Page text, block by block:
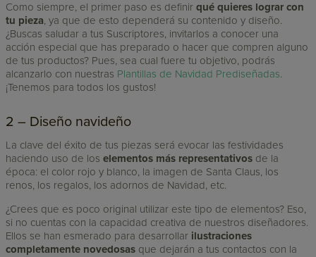
Como siempre, el primer paso es definirqué quieres lograr con
tu pieza, ya que de esto dependerá su contenido y diseño.
¿Buscas saludar a tus Suscriptores, invitarlos a conocer una
acción especial que has preparado o hacer que compren alguno
de tus productos? Pues, sea cual fuere tu objetivo, podrás
alcanzarlo con nuestras Plantillas de Navidad Prediseñadas.
¡Tenemos para todos los gustos!
2 – Diseño navideño
La clave del éxito de tus piezas será evocar las festividades
haciendo uso de loselementos más representativos de la
época: el color rojo y blanco, la imagen de Santa Claus, los
renos, los regalos, los adornos de Navidad, etc.
¿Crees que es poco original utilizar este tipo de elementos? Eso,
si no cuentas con la capacidad creativa de nuestros diseñadores.
Ellos se han esmerado para desarrollar ilustraciones
completamente novedosas que dejarán a tus contactos con la